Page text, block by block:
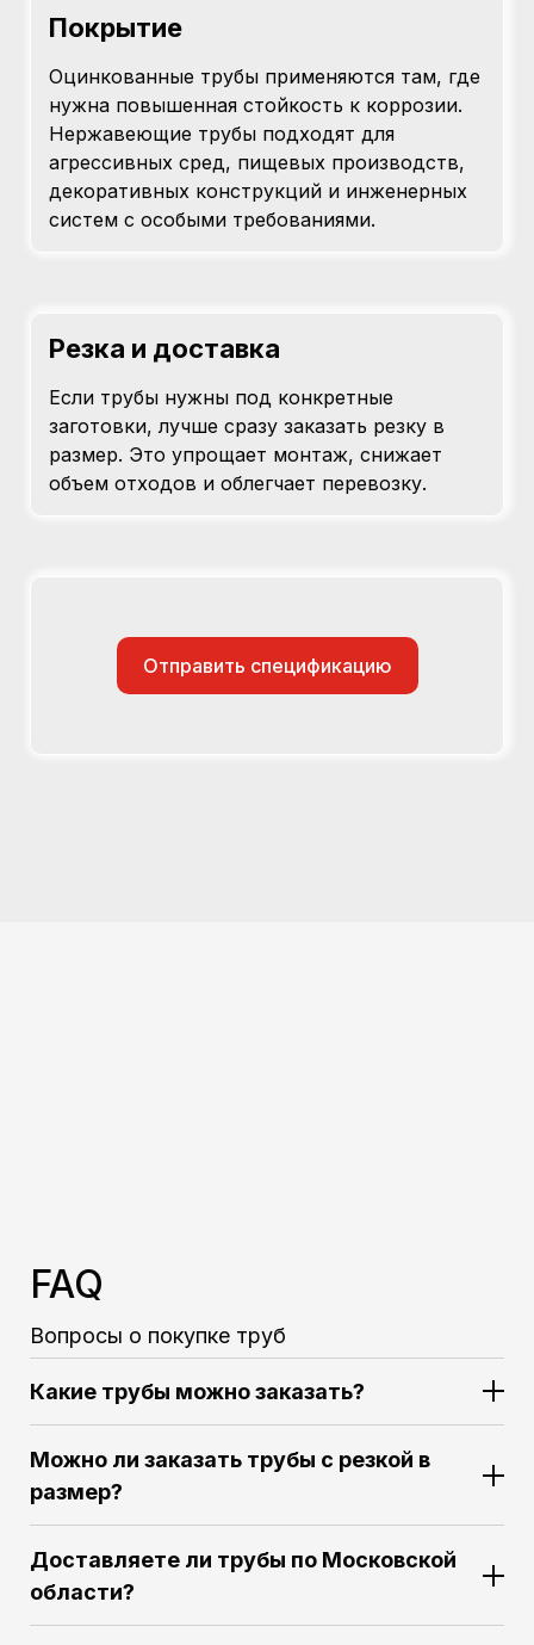
Покрытие
Оцинкованные трубы применяются там, где
нужна повышенная стойкость к коррозии.
Нержавеющие трубы подходят для
агрессивных сред, пищевых производств,
декоративных конструкций и инженерных
систем с особыми требованиями.
Резка и доставка
Если трубы нужны под конкретные
заготовки, лучше сразу заказать резку в
размер. Это упрощает монтаж, снижает
объем отходов и облегчает перевозку.
Отправить спецификацию
FAQ
Вопросы о покупке труб
Какие трубы можно заказать?
Можно ли заказать трубы с резкой в
размер?
Доставляете ли трубы по Московской
области?